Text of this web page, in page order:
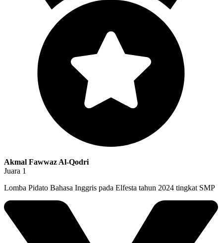
Akmal Fawwaz Al-Qodri
Juara 1
Lomba Pidato Bahasa Inggris pada Elfesta tahun 2024 tingkat SMP